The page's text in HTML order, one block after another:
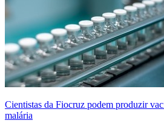
Cientistas da Fiocruz podem produzir
malária